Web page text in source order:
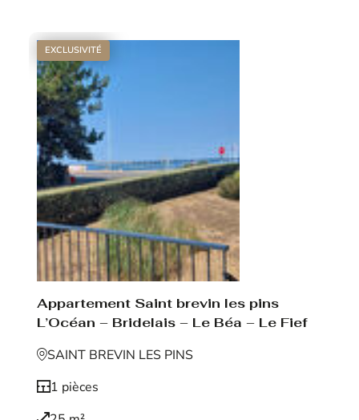
EXCLUSIVITÉ
Appartement Saint brevin les pins
L’Océan – Bridelais – Le Béa – Le Fief
SAINT BREVIN LES PINS
1 pièces